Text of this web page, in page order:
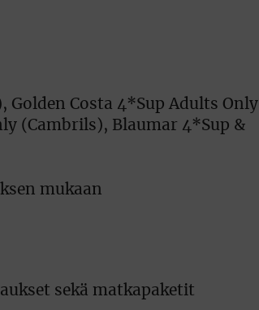
Costa 4*Sup Adults Only
(Cambrils), Blaumar 4*Sup &
mukaan
sekä matkapaketit